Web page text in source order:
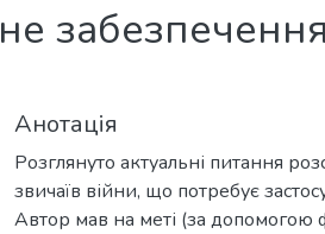
Анотація
Розглянуто актуальні питання
звичаїв війни, що потребує
Автор мав на меті (за допомогою